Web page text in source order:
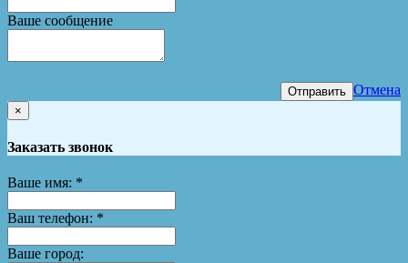
Ваше сообщение
Отправить Отмена
×
Заказать звонок
Ваше имя: *
Ваш телефон: *
Ваше город: